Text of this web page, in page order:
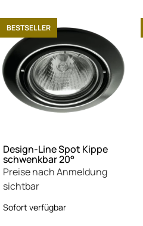
BESTSELLER
Design-Line Spot Kippe
schwenkbar 20°
Preise nach Anmeldung
sichtbar
Sofort verfügbar